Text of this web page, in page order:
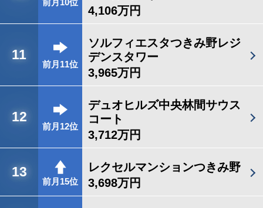
前月10位
4,106万円
11
前月11位
ソルフィエスタつきみ野レジ
デンスタワー
3,965万円
12
前月12位
デュオヒルズ中央林間サウス
コート
3,712万円
13
前月15位
レクセルマンションつきみ野
3,698万円